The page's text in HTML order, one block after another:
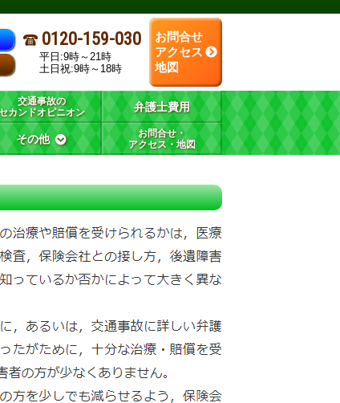
0120-159-030
平日:9時～21時
土日祝:9時～18時
お問合せ
アクセス
地図
交通事故の
カンドオピニオン
弁護士費用
その他
お問合せ・
アクセス・地図